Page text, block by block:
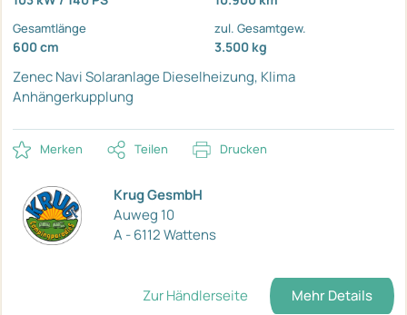
Gesamtlänge
600 cm
zul. Gesamtgew.
3.500 kg
Zenec Navi Solaranlage Dieselheizung, Klima
Anhängerkupplung
Merken Teilen Drucken
Krug GesmbH
Auweg 10
A - 6112 Wattens
Zur Händlerseite Mehr Details